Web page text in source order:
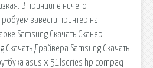
В принципе ничего
завести принтер на
Samsung Скачать Сканер
Скачать Драйвера Samsung Скачать
asus x 51lseries hp compaq